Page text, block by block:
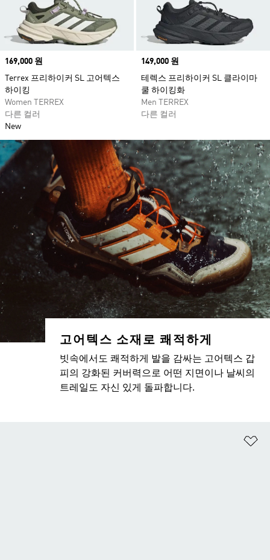
Price
169,000 원
Terrex 프리하이커 SL 고어텍스
하이킹
Women TERREX
다른 컬러
New
Price
149,000 원
테렉스 프리하이커 SL 클라이마
쿨 하이킹화
Men TERREX
다른 컬러
고어텍스 소재로 쾌적하게
빗속에서도 쾌적하게 발을 감싸는 고어텍스 갑
피의 강화된 커버력으로 어떤 지면이나 날씨의
트레일도 자신 있게 돌파합니다.